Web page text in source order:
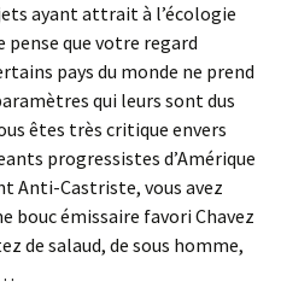
ayant attrait à l’écologie
pense que votre regard
pays du monde ne prend
qui leurs sont dus
êtes très critique envers
progressistes d’Amérique
Anti-Castriste, vous avez
bouc émissaire favori Chavez
de salaud, de sous homme,